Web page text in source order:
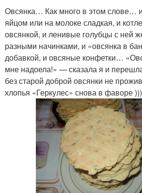
Овсянка… Как много в этом слове…
яйцом или на молоке сладкая, и
овсянкой, и ленивые голубцы с ней
разными начинками, и «овсянка в
добавкой, и овсяные конфетки…
мне надоела!» — сказала я и
без старой доброй овсянки не
хлопья «Геркулес» снова в фаворе )))